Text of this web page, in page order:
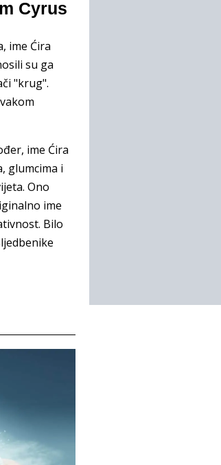
Cyrus
ime Ćira
su ga
"krug".
ime Ćira
glumcima i
Ono
ime
Bilo